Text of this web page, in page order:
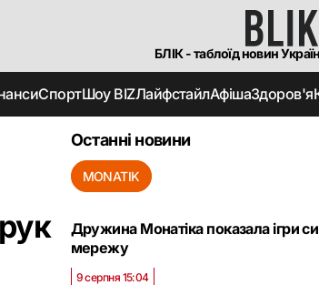
БЛІК - таблоїд новин
СпортШоу BIZЛайфстайлАфішаЗдоров'я
Останні новини
MONATIK
Дружина Монатіка показала ігри
мережу
9 серпня 15:04